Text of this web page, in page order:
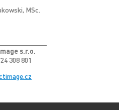
MSc.
s.r.o.
308 801